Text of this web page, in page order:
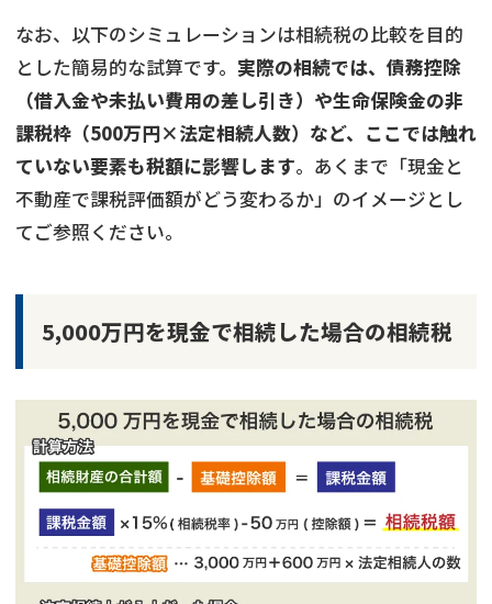
なお、以下のシミュレーションは相続税の比較を目的
とした簡易的な試算です。 実際の相続では、債務控除
（借入金や未払い費用の差し引き）や生命保険金の非
課税枠（500万円×法定相続人数）など、ここでは触れ
ていない要素も税額に影響します。あくまで「現金と
不動産で課税評価額がどう変わるか」のイメージとし
てご参照ください。
5,000万円を現金で相続した場合の相続税